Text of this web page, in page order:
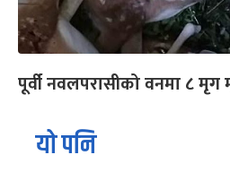
पूर्वी नवलपरासीको वनमा ८
यो पनि